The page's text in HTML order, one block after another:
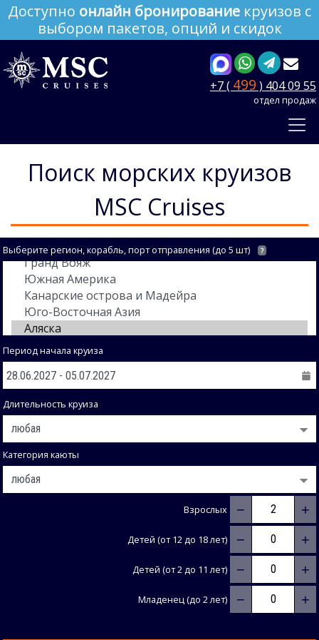
Доступно онлайн бронирование круизов с
выбором пакетов, опций и скидок
+7 ( 499 ) 404 09 55
отдел продаж
Поиск морских круизов
MSC Cruises
Выберите регион, корабль, порт отправления (до 5 шт) ?
Период начала круиза
Длительность круиза
Категория каюты
Взрослых − +
Детей (от 12 до 18 лет) − +
Детей (от 2 до 11 лет) − +
Младенец (до 2 лет) − +